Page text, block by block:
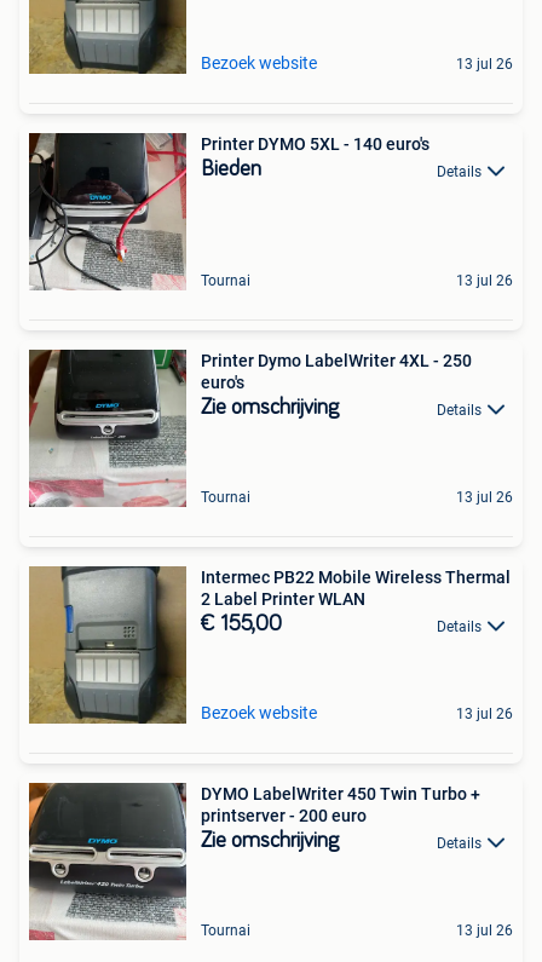
Bezoek website 13 jul 26
Printer DYMO 5XL - 140 euro's
Bieden Details
Tournai 13 jul 26
Printer Dymo LabelWriter 4XL - 250
euro's
Zie omschrijving Details
Tournai 13 jul 26
Intermec PB22 Mobile Wireless Thermal
2 Label Printer WLAN
€ 155,00 Details
Bezoek website 13 jul 26
DYMO LabelWriter 450 Twin Turbo +
printserver - 200 euro
Zie omschrijving Details
Tournai 13 jul 26